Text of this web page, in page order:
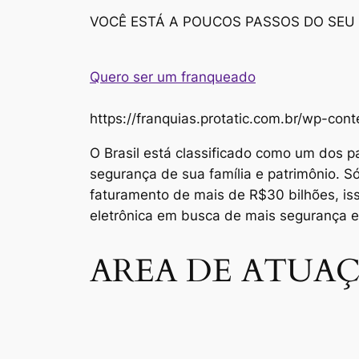
VOCÊ ESTÁ A POUCOS PASSOS DO
Quero ser um franqueado
https://franquias.protatic.com.br/wp-
O Brasil está classificado como um dos
segurança de sua família e patrimônio.
faturamento de mais de R$30 bilhões,
eletrônica em busca de mais segurança
AREA DE